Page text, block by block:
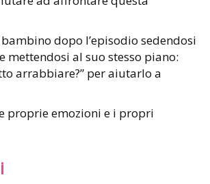
dopo l’episodio sedendosi
mettendosi al suo stesso piano:
arrabbiare?” per aiutarlo a
proprie emozioni e i propri